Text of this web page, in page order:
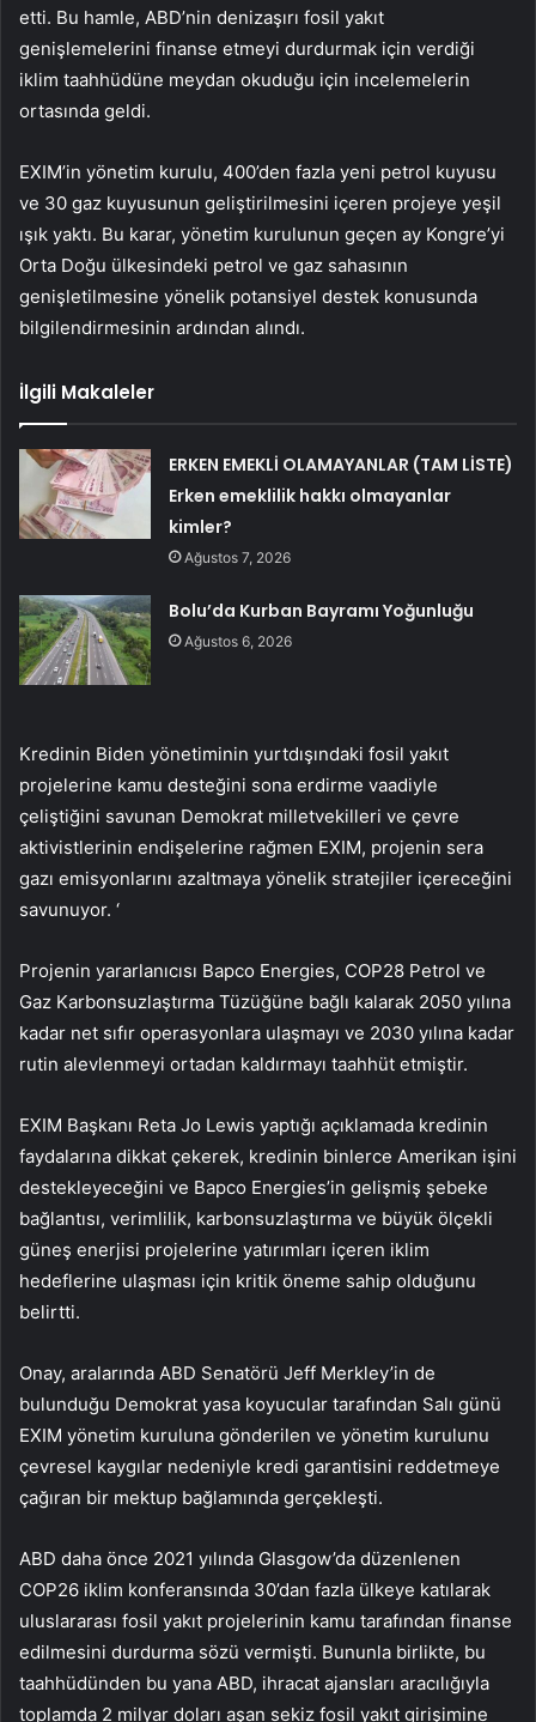
etti. Bu hamle, ABD’nin denizaşırı fosil yakıt
genişlemelerini finanse etmeyi durdurmak için verdiği
iklim taahhüdüne meydan okuduğu için incelemelerin
ortasında geldi.
EXIM’in yönetim kurulu, 400’den fazla yeni petrol kuyusu
ve 30 gaz kuyusunun geliştirilmesini içeren projeye yeşil
ışık yaktı. Bu karar, yönetim kurulunun geçen ay Kongre’yi
Orta Doğu ülkesindeki petrol ve gaz sahasının
genişletilmesine yönelik potansiyel destek konusunda
bilgilendirmesinin ardından alındı.
İlgili Makaleler
ERKEN EMEKLİ OLAMAYANLAR (TAM LİSTE)
Erken emeklilik hakkı olmayanlar
kimler?
Ağustos 7, 2026
Bolu’da Kurban Bayramı Yoğunluğu
Ağustos 6, 2026
Kredinin Biden yönetiminin yurtdışındaki fosil yakıt
projelerine kamu desteğini sona erdirme vaadiyle
çeliştiğini savunan Demokrat milletvekilleri ve çevre
aktivistlerinin endişelerine rağmen EXIM, projenin sera
gazı emisyonlarını azaltmaya yönelik stratejiler içereceğini
savunuyor. ‘
Projenin yararlanıcısı Bapco Energies, COP28 Petrol ve
Gaz Karbonsuzlaştırma Tüzüğüne bağlı kalarak 2050 yılına
kadar net sıfır operasyonlara ulaşmayı ve 2030 yılına kadar
rutin alevlenmeyi ortadan kaldırmayı taahhüt etmiştir.
EXIM Başkanı Reta Jo Lewis yaptığı açıklamada kredinin
faydalarına dikkat çekerek, kredinin binlerce Amerikan işini
destekleyeceğini ve Bapco Energies’in gelişmiş şebeke
bağlantısı, verimlilik, karbonsuzlaştırma ve büyük ölçekli
güneş enerjisi projelerine yatırımları içeren iklim
hedeflerine ulaşması için kritik öneme sahip olduğunu
belirtti.
Onay, aralarında ABD Senatörü Jeff Merkley’in de
bulunduğu Demokrat yasa koyucular tarafından Salı günü
EXIM yönetim kuruluna gönderilen ve yönetim kurulunu
çevresel kaygılar nedeniyle kredi garantisini reddetmeye
çağıran bir mektup bağlamında gerçekleşti.
ABD daha önce 2021 yılında Glasgow’da düzenlenen
COP26 iklim konferansında 30’dan fazla ülkeye katılarak
uluslararası fosil yakıt projelerinin kamu tarafından finanse
edilmesini durdurma sözü vermişti. Bununla birlikte, bu
taahhüdünden bu yana ABD, ihracat ajansları aracılığıyla
toplamda 2 milyar doları aşan sekiz fosil yakıt girişimine